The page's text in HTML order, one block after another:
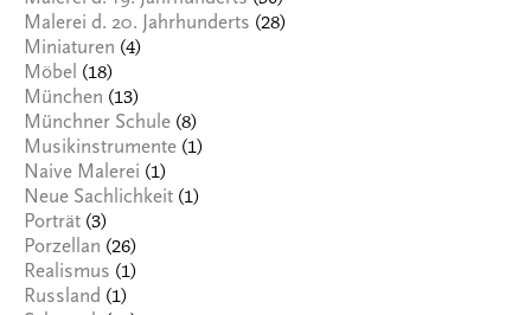
Malerei d. 20. Jahrhunderts (28)
Miniaturen (4)
Möbel (18)
München (13)
Münchner Schule (8)
Musikinstrumente (1)
Naive Malerei (1)
Neue Sachlichkeit (1)
Porträt (3)
Porzellan (26)
Realismus (1)
Russland (1)